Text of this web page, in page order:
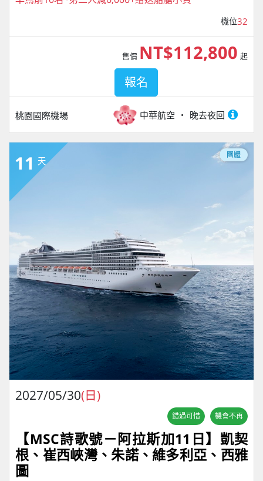
機位32
桃園國際機場 中華航空 晚去夜回
售價 NT$112,800 起
報名
11 天
團體
2027/05/30(日)
錯過可惜 機會不再
【MSC詩歌號－阿拉斯加11日】凱契
根、崔西峽灣、朱諾、維多利亞、西雅
圖